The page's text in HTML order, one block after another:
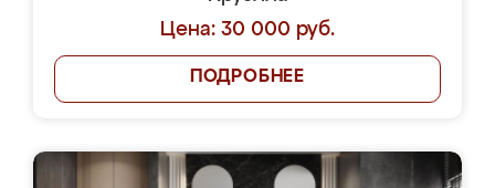
Цена: 30 000 руб.
ПОДРОБНЕЕ